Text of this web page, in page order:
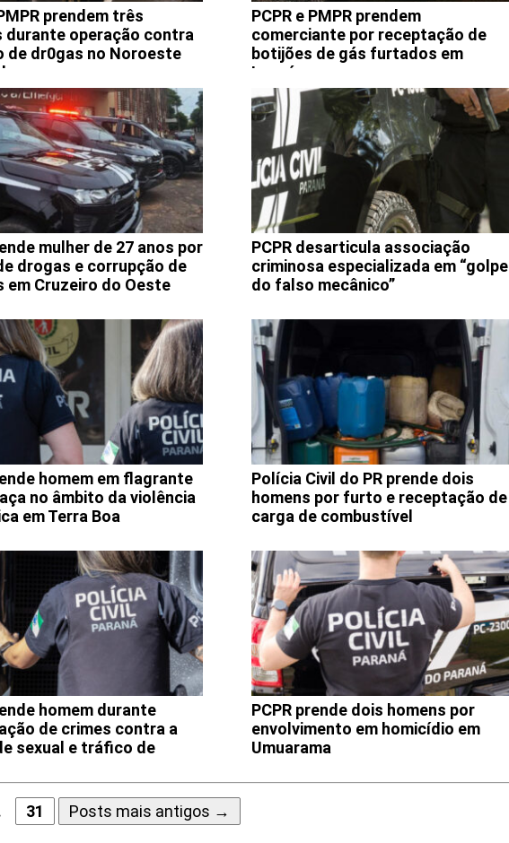
prendem três
durante operação contra
de dr0gas no Noroeste
PCPR e PMPR prendem
comerciante por receptação de
botijões de gás furtados em
Icaraíma
mulher de 27 anos por
drogas e corrupção de
em Cruzeiro do Oeste
PCPR desarticula associação
criminosa especializada em “golpe
do falso mecânico”
homem em flagrante
no âmbito da violência
em Terra Boa
Polícia Civil do PR prende dois
homens por furto e receptação de
carga de combustível
homem durante
de crimes contra a
sexual e tráfico de
PCPR prende dois homens por
envolvimento em homicídio em
Umuarama
31 Posts mais antigos →